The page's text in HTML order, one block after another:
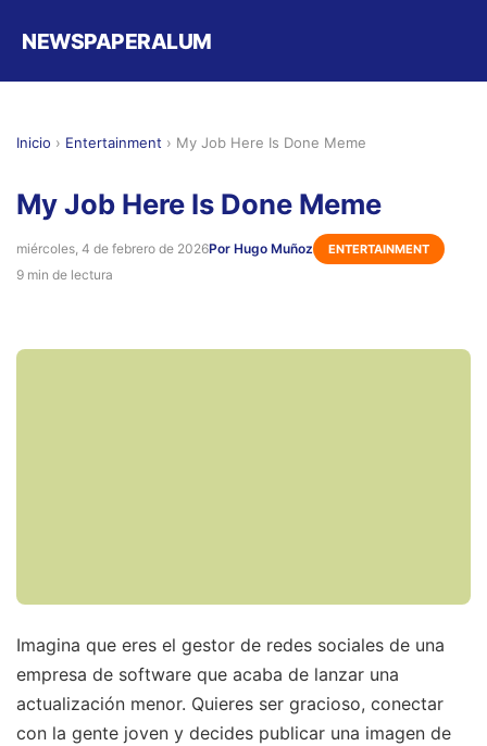
NEWSPAPERALUM
Inicio › Entertainment › My Job Here Is Done Meme
My Job Here Is Done Meme
miércoles, 4 de febrero de 2026Por Hugo Muñoz ENTERTAINMENT
9 min de lectura
Imagina que eres el gestor de redes sociales de una
empresa de software que acaba de lanzar una
actualización menor. Quieres ser gracioso, conectar
con la gente joven y decides publicar una imagen de